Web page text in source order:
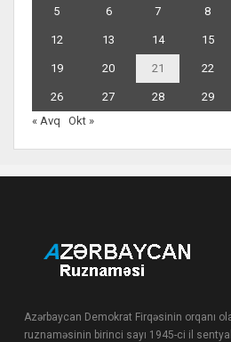
5 6 7 8
12 13 14 15
19 20 21 22
26 27 28 29
« Avq
Okt »
Azərbaycan Demokrat Firqəsinin orqanı
ruznaməsinin birinci sayı 1945-ci il